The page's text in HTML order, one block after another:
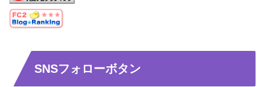
SNSフォローボタン